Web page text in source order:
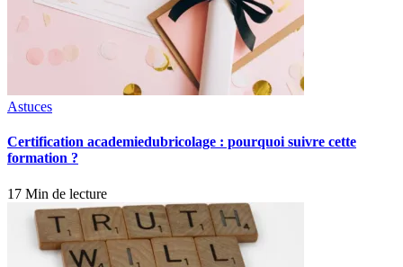
Astuces
Certification academiedubricolage : pourquoi suivre cette
formation ?
17 Min de lecture